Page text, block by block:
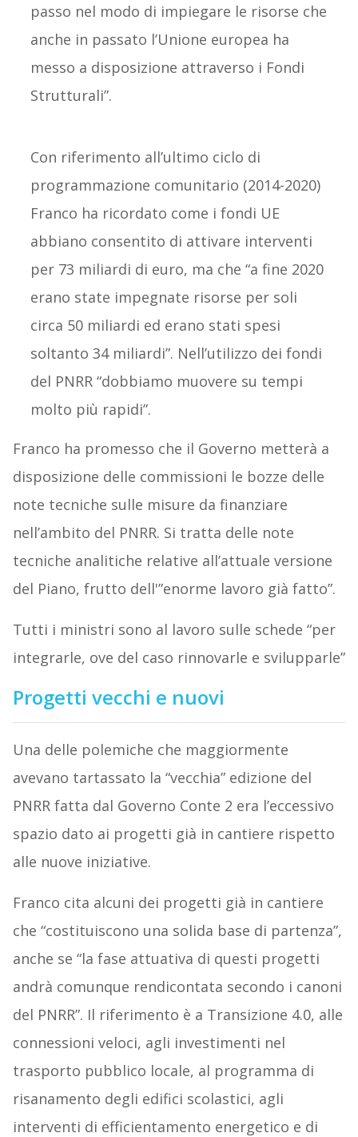
passo nel modo di impiegare le risorse che
anche in passato l’Unione europea ha
messo a disposizione attraverso i Fondi
Strutturali”.
Con riferimento all’ultimo ciclo di
programmazione comunitario (2014-2020)
Franco ha ricordato come i fondi UE
abbiano consentito di attivare interventi
per 73 miliardi di euro, ma che “a fine 2020
erano state impegnate risorse per soli
circa 50 miliardi ed erano stati spesi
soltanto 34 miliardi”. Nell’utilizzo dei fondi
del PNRR “dobbiamo muovere su tempi
molto più rapidi”.
Franco ha promesso che il Governo metterà a
disposizione delle commissioni le bozze delle
note tecniche sulle misure da finanziare
nell’ambito del PNRR. Si tratta delle note
tecniche analitiche relative all’attuale versione
del Piano, frutto dell'”enorme lavoro già fatto”.
Tutti i ministri sono al lavoro sulle schede “per
integrarle, ove del caso rinnovarle e svilupparle”
Progetti vecchi e nuovi
Una delle polemiche che maggiormente
avevano tartassato la “vecchia” edizione del
PNRR fatta dal Governo Conte 2 era l’eccessivo
spazio dato ai progetti già in cantiere rispetto
alle nuove iniziative.
Franco cita alcuni dei progetti già in cantiere
che “costituiscono una solida base di partenza”,
anche se “la fase attuativa di questi progetti
andrà comunque rendicontata secondo i canoni
del PNRR”. Il riferimento è a Transizione 4.0, alle
connessioni veloci, agli investimenti nel
trasporto pubblico locale, al programma di
risanamento degli edifici scolastici, agli
interventi di efficientamento energetico e di